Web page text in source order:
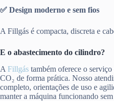
✅ Design moderno e sem fios
A Fillgás é compacta, discreta e
E o abastecimento do cilindro?
A Fillgás também oferece o
CO₂ de forma prática. Nosso
completo, orientações de uso e
manter a máquina funcionando